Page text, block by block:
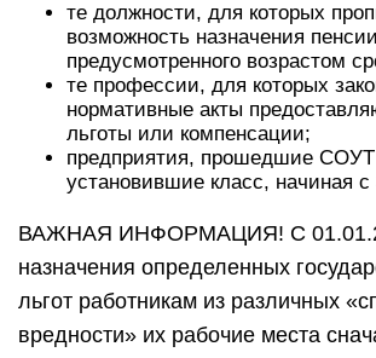
те должности, для которых
возможность назначения
предусмотренного возрастом
те профессии, для которых
нормативные акты
льготы или компенсации;
предприятия, прошедшие
установившие класс, начиная с
ВАЖНАЯ ИНФОРМАЦИЯ! С
назначения определенных
льгот работникам из различных
вредности» их рабочие места